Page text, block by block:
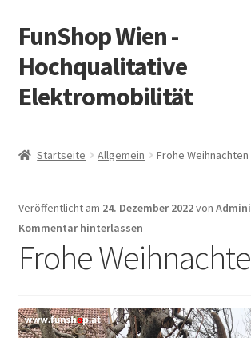
Zur
Navigation
springen
Zum
Inhalt
springen
FunShop Wien -
Hochqualitative
Elektromobilität
Vorsicht Internetbetrug
Über FunShop
Startseite Allgemein Frohe Weihnachten
Veröffentlicht am 24. Dezember 2022von
Kommentar hinterlassen
Frohe